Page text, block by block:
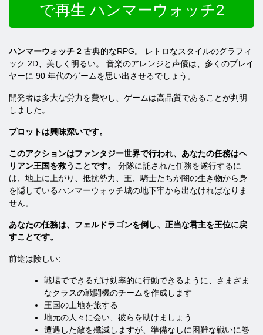
で再生 ハンマーウォッチ2
ハンマーウォッチ 2 古典的なRPG。 レトロなスタイルのグラフィ
ック 2D、美しく明るい。 音楽のアレンジと声優は、多くのプレイ
ヤーに 90 年代のゲームを思い出させるでしょう。
開発者は多大な労力を費やし、ゲームは高品質であることが判明
しました。
プロットは興味深いです。
このアクションはファンタジー世界で行われ、あなたの任務はヘ
リアン王国を救うことです。
分隊に託された任務を遂行するに
は、地上に上がり、抵抗勢力、王、騎士たちが闇の生き物から身
を隠しているハンマーウォッチ城の地下牢から出なければなりま
せん。
あなたの任務は、フェルドラゴンを倒し、正当な君主を王位に戻
すことです。
前途は険しい:
戦場でできるだけ効率的に行動できるように、さまざま
なクラスの戦闘機のチームを作成します
王国の土地を旅する
地元の人々に会い、彼らを助けましょう
遭遇した敵を殲滅しますが、準備なしに困難な戦いに巻